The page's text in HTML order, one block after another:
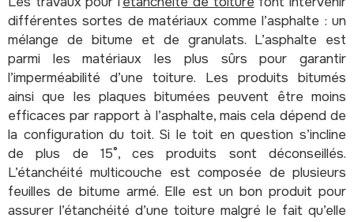
différentes sortes de matériaux comme l’asphalte : un
mélange de bitume et de granulats. L’asphalte est
parmi les matériaux les plus sûrs pour garantir
l’imperméabilité d’une toiture. Les produits bitumés
ainsi que les plaques bitumées peuvent être moins
efficaces par rapport à l’asphalte, mais cela dépend de
la configuration du toit. Si le toit en question s’incline
de plus de 15°, ces produits sont déconseillés.
L’étanchéité multicouche est composée de plusieurs
feuilles de bitume armé. Elle est un bon produit pour
assurer l’étanchéité d’une toiture malgré le fait qu’elle